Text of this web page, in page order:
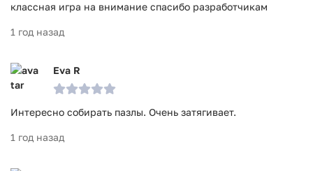
классная игра на внимание спасибо разработчикам
1 год назад
Eva R
Интересно собирать пазлы. Очень затягивает.
1 год назад